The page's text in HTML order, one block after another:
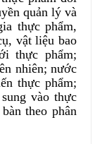
quản lý và
thực phẩm,
vật liệu bao
thực phẩm;
nhiên; nước
thực phẩm;
vào thực
theo phân